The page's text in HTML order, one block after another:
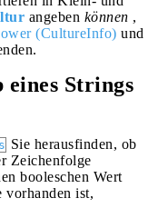
angeben können ,
(CultureInfo) und
Strings
Sie herausfinden, ob
Zeichenfolge
booleschen Wert
vorhanden ist,